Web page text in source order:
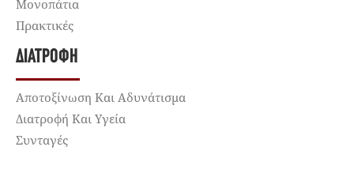
Μονοπάτια
Πρακτικές
ΔΙΑΤΡΟΦΉ
Αποτοξίνωση Και Αδυνάτισμα
Διατροφή Και Υγεία
Συνταγές